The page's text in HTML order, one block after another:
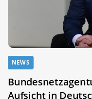
NEWS
Aufsicht in